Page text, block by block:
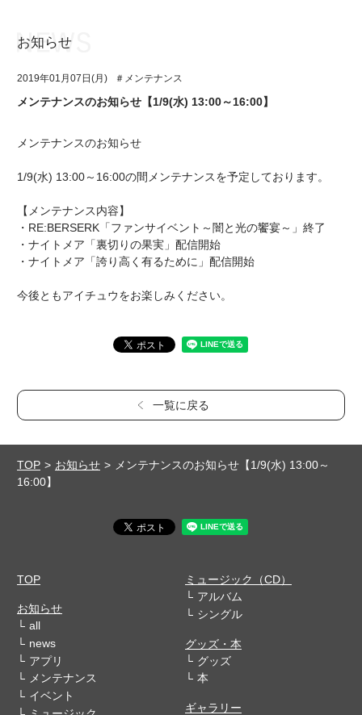
イベント・キャンペーン
ミュージック
グッズ・本
アプリゲーム
イベント・キャンペーン
ミュージック
お知らせ
2019年01月07日(月) ＃メンテナンス
メンテナンスのお知らせ【1/9(水) 13:00～16:00】
メンテナンスのお知らせ
1/9(水) 13:00～16:00の間メンテナンスを予定しております。
【メンテナンス内容】
・RE:BERSERK「ファンサイベント～闇と光の饗宴～」終了
・ナイトメア「裏切りの果実」配信開始
・ナイトメア「誇り高く有るために」配信開始
今後ともアイチュウをお楽しみください。
一覧に戻る
TOP お知らせ
メンテナンスのお知らせ【1/9(水) 13:00～
16:00】
TOP
お知らせ
all
news
アプリ
メンテナンス
イベント
ミュージック（CD）
アルバム
シングル
グッズ・本
グッズ
本
ギャラリー